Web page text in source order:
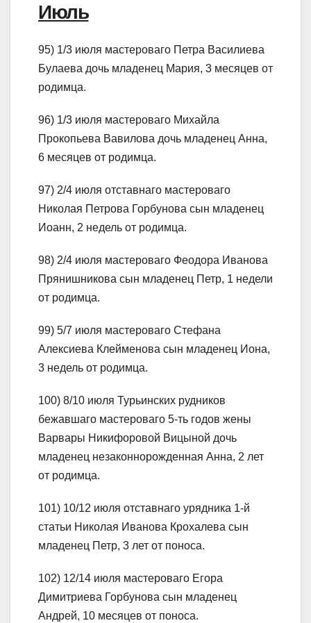
Июль
95) 1/3 июля мастероваго Петра Василиева
Булаева дочь младенец Мария, 3 месяцев от
родимца.
96) 1/3 июля мастероваго Михайла
Прокопьева Вавилова дочь младенец Анна,
6 месяцев от родимца.
97) 2/4 июля отставнаго мастероваго
Николая Петрова Горбунова сын младенец
Иоанн, 2 недель от родимца.
98) 2/4 июля мастероваго Феодора Иванова
Прянишникова сын младенец Петр, 1 недели
от родимца.
99) 5/7 июля мастероваго Стефана
Алексиева Клейменова сын младенец Иона,
3 недель от родимца.
100) 8/10 июля Турьинских рудников
бежавшаго мастероваго 5-ть годов жены
Варвары Никифоровой Вицыной дочь
младенец незаконнорожденная Анна, 2 лет
от родимца.
101) 10/12 июля отставнаго урядника 1-й
статьи Николая Иванова Крохалева сын
младенец Петр, 3 лет от поноса.
102) 12/14 июля мастероваго Егора
Димитриева Горбунова сын младенец
Андрей, 10 месяцев от поноса.